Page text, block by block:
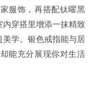
服饰，再搭配钛曜黑
穿搭里增添一抹精致
学。银色戒指能与居
能充分展现你对生活